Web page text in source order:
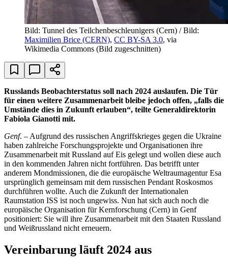
Bild: Tunnel des Teilchenbeschleunigers (Cern) / Bild:
Maximilien Brice (CERN), CC BY-SA 3.0, via
Wikimedia Commons (Bild zugeschnitten)
Russlands Beobachterstatus soll nach 2024 auslaufen. Die Tür
für einen weitere Zusammenarbeit bleibe jedoch offen, „falls die
Umstände dies in Zukunft erlauben“, teilte Generaldirektorin
Fabiola Gianotti mit.
Genf. – Aufgrund des russischen Angriffskrieges gegen die Ukraine
haben zahlreiche Forschungsprojekte und Organisationen ihre
Zusammenarbeit mit Russland auf Eis gelegt und wollen diese auch
in den kommenden Jahren nicht fortführen. Das betrifft unter
anderem Mondmissionen, die die europäische Weltraumagentur Esa
ursprünglich gemeinsam mit dem russischen Pendant Roskosmos
durchführen wollte. Auch die Zukunft der Internationalen
Raumstation ISS ist noch ungewiss. Nun hat sich auch noch die
europäische Organisation für Kernforschung (Cern) in Genf
positioniert: Sie will ihre Zusammenarbeit mit den Staaten Russland
und Weißrussland nicht erneuern.
Vereinbarung läuft 2024 aus